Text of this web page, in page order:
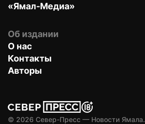
«Ямал-Медиа»
Об издании
О нас
Контакты
Авторы
© 2026 Север-Пресс — Новости Ямала.